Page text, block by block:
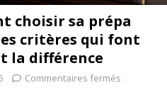
choisir sa prépa
les critères qui font
la différence
Commentaires fermés